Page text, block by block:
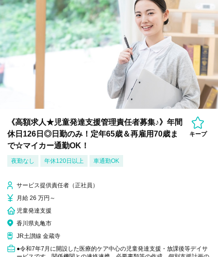
《高額求人★児童発達支援管理責任者募集♪》年間
休日126日◎日勤のみ！定年65歳＆再雇用70歳ま
で☆マイカー通勤OK！
キープ
夜勤なし 年休120日以上 車通勤OK
サービス提供責任者（正社員）
月給 26 万円～
児童発達支援
香川県丸亀市
JR土讃線 金蔵寺
●令和7年7月に開設した医療的ケア中心の児童発達支援・放課後等デイサ